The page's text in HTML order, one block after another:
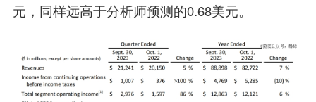
元，同样远高于分析师预测的0.68美元。